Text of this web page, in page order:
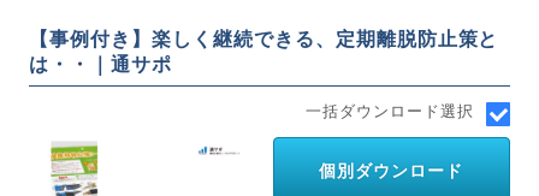
【事例付き】楽しく継続できる、定期離脱防止策と
は・・｜通サポ
一括ダウンロード選択
個別ダウンロード